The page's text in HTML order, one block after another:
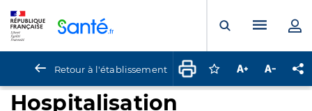
Ouvrir laMenu
Retour à l'établissement Connectez-vous
Augmenter la
Hospitalisation